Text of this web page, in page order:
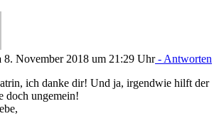
8. November 2018 um 21:29 Uhr- Antworten
ich danke dir! Und ja, irgendwie hilft der
doch ungemein!